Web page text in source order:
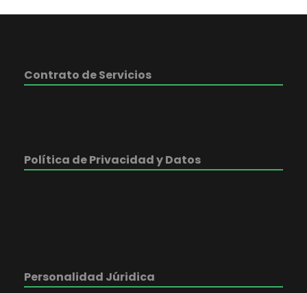
Contrato de Servicios
Política de Privacidad y Datos
Personalidad Júridica